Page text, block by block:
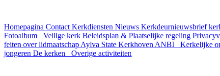
Homepagina Contact Kerkdiensten Nieuws Kerkdeurnieuwsbrief
Fotoalbum
Veilige kerk Beleidsplan & Plaatselijke regeling
feiten over lidmaatschap Aylva State Kerkhoven ANBI
Kerkelijke
jongeren De kerken Overige activiteiten